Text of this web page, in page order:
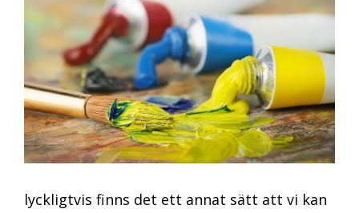
lyckligtvis finns det ett annat sätt att vi kan